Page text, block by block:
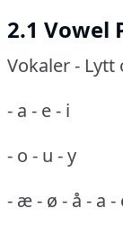
2.1 Vowel
Vokaler - Lytt
- a - e - i
- o - u - y
- æ - ø - å - a -